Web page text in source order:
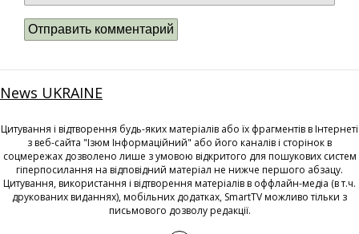
News UKRAINE
Цитування і відтворення будь-яких матеріалів або їх фрагментів в Інтернеті
з веб-сайта "Ізюм Інформаційний" або його каналів і сторінок в
соцмережах дозволено лише з умовою відкритого для пошукових систем
гіперпосилання на відповідний матеріал не нижче першого абзацу.
Цитування, використання і відтворення матеріалів в оффлайн-медіа (в т.ч.
друкованих виданнях), мобільних додатках, SmartTV можливо тільки з
письмового дозволу редакції.